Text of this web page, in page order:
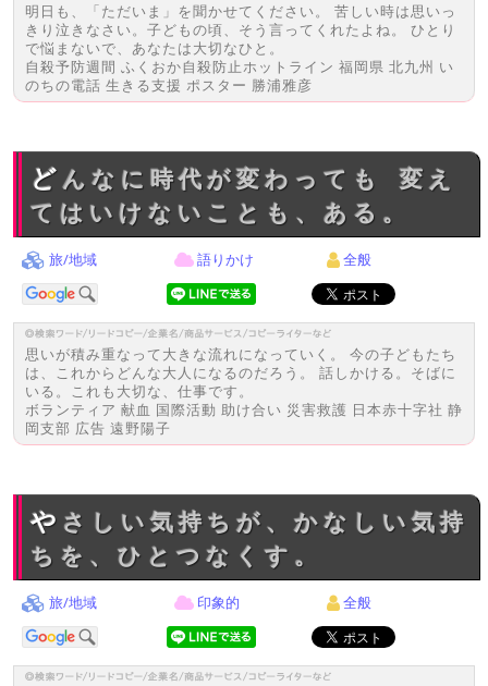
明日も、「ただいま」を聞かせてください。 苦しい時は思いっ
きり泣きなさい。子どもの頃、そう言ってくれたよね。 ひとり
で悩まないで、あなたは大切なひと。
自殺予防週間 ふくおか自殺防止ホットライン 福岡県 北九州 い
のちの電話 生きる支援 ポスター 勝浦雅彦
どんなに時代が変わっても 変え
てはいけないことも、ある。
旅/地域 語りかけ 全般
思いが積み重なって大きな流れになっていく。 今の子どもたち
は、これからどんな大人になるのだろう。 話しかける。そばに
いる。これも大切な、仕事です。
ボランティア 献血 国際活動 助け合い 災害救護 日本赤十字社 静
岡支部 広告 遠野陽子
やさしい気持ちが、かなしい気持
ちを、ひとつなくす。
旅/地域 印象的 全般